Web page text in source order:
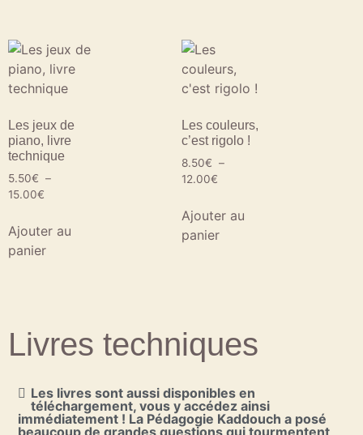
Les jeux de
piano, livre
technique
5.50€ –
15.00€
Ajouter au
panier
Les couleurs,
c’est rigolo !
8.50€ –
12.00€
Ajouter au
panier
Livres techniques
Les livres sont aussi disponibles en
téléchargement, vous y accédez ainsi
immédiatement ! La Pédagogie Kaddouch a posé